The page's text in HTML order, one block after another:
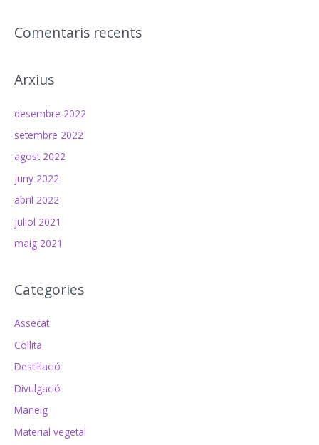
Comentaris recents
Arxius
desembre 2022
setembre 2022
agost 2022
juny 2022
abril 2022
juliol 2021
maig 2021
Categories
Assecat
Collita
Destil·lació
Divulgació
Maneig
Material vegetal